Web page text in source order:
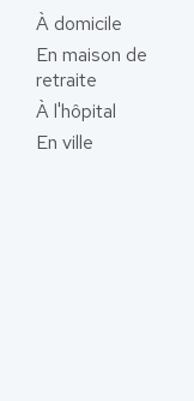
À domicile
En maison de
retraite
À l'hôpital
En ville